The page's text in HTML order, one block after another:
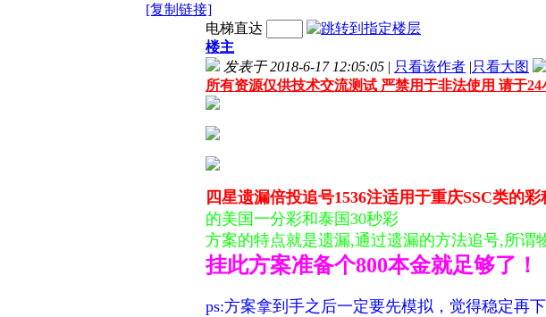
[复制链接]
电梯直达
楼主
发表于 2018-6-17 12:05:05 | 只看该作者 |只看大图
所有资源仅供技术交流测试 严禁用于非法使用 请于
四星遗漏倍投追号1536注适用于重庆SSC类的
的美国一分彩和泰国30秒彩
方案的特点就是遗漏,通过遗漏的方法追号,所
挂此方案准备个800本金就足够了！
ps:方案拿到手之后一定要先模拟，觉得稳定再下